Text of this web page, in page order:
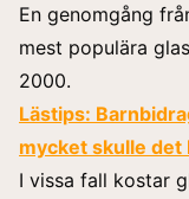
En genomgång
mest populära
2000.
Lästips:
mycket skulle det
I vissa fall kostar